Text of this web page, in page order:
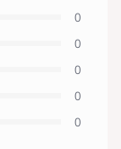
0
0
0
0
0